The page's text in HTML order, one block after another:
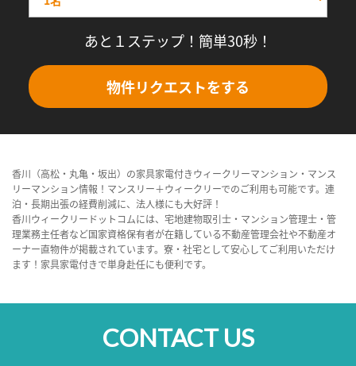
あと１ステップ！簡単30秒！
物件リクエストをする
香川（高松・丸亀・坂出）の家具家電付きウィークリーマンション・マンス
リーマンション情報！マンスリー＋ウィークリーでのご利用も可能です。連
泊・長期出張の経費削減に、法人様にも大好評！
香川ウィークリードットコムには、宅地建物取引士・マンション管理士・管
理業務主任者など国家資格保有者が在籍している不動産管理会社や不動産オ
ーナー直物件が掲載されています。寮・社宅として安心してご利用いただけ
ます！家具家電付きで単身赴任にも便利です。
CONTACT US